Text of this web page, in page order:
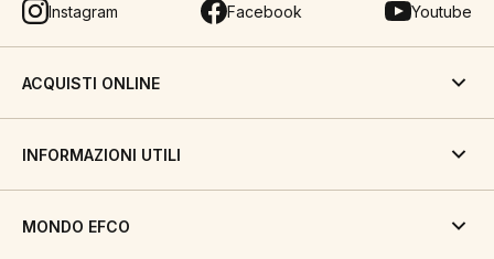
Instagram Facebook Youtube
ACQUISTI ONLINE
INFORMAZIONI UTILI
MONDO EFCO